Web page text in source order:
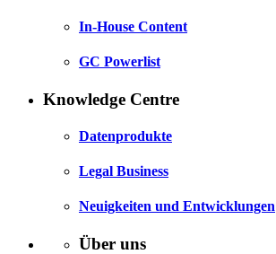
In-House Content
GC Powerlist
Knowledge Centre
Datenprodukte
Legal Business
Neuigkeiten und Entwicklungen
Über uns